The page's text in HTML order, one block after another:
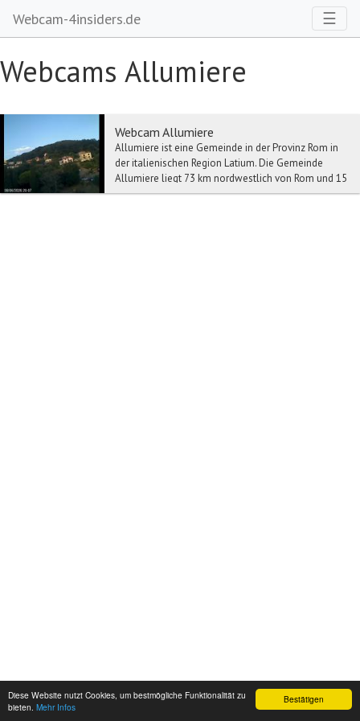
Bestätigen
Diese Website nutzt Cookies, um bestmögliche Funktionalität zu
bieten. Mehr Infos
Webcam-4insiders.de ☰
Webcams Allumiere
Webcam Allumiere
Allumiere ist eine Gemeinde in der Provinz Rom in
der italienischen Region Latium. Die Gemeinde
Allumiere liegt 73 km nordwestlich von Rom und 15
k...